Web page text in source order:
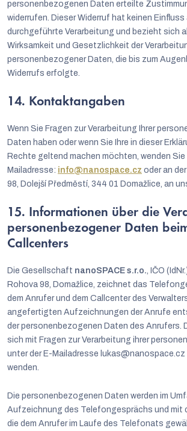
personenbezogenen Daten erteilte
widerrufen. Dieser Widerruf hat keinen
durchgeführte Verarbeitung und bezieht sich
Wirksamkeit und Gesetzlichkeit der
personenbezogener Daten, die bis zum
Widerrufs erfolgte.
14. Kontaktangaben
Wenn Sie Fragen zur Verarbeitung Ihrer
Daten haben oder wenn Sie Ihre in dieser
Rechte geltend machen möchten, wenden Sie
Mailadresse: info@nanospace.cz oder an
98, Dolejší Předměstí, 344 01 Domažlice, an
15. Informationen über die
personenbezogener Daten
Callcenters
Die Gesellschaft nanoSPACE s.r.o. , IČO
Rohova 98, Domažlice, zeichnet das
dem Anrufer und dem Callcenter des
angefertigten Aufzeichnungen der Anrufe
der personenbezogenen Daten des Anrufers.
sich mit Fragen zur Verarbeitung ihrer
unter der E-Mailadresse lukas@nanospace.cz
wenden.
Die personenbezogenen Daten werden im
Aufzeichnung des Telefongesprächs und mit
die dem Anrufer im Laufe des Telefonats